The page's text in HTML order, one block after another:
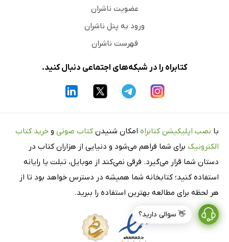
👋 سوالی دارید؟
عضویت ناشران
ورود به پنل ناشران
فهرست ناشران
کتابراه را در شبکه‌های اجتماعی دنبال کنید.
با نصب اپلیکیشن کتابراه امکان شنیدن کتاب صوتی و خرید کتاب
الکترونیک برای شما فراهم می‌شود و دنیایی از هزاران کتاب در
دستان شما قرار می‌گیرد. فرقی نمی‌کند از موبایل، تبلت یا رایانه
استفاده کنید؛ کتابخانه شما همیشه در دسترس خواهد بود تا از
هر لحظه برای مطالعه بهترین استفاده را ببرید.